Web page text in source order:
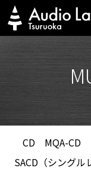
Skip
to
content
CD MQA-CD
SACD（シングル